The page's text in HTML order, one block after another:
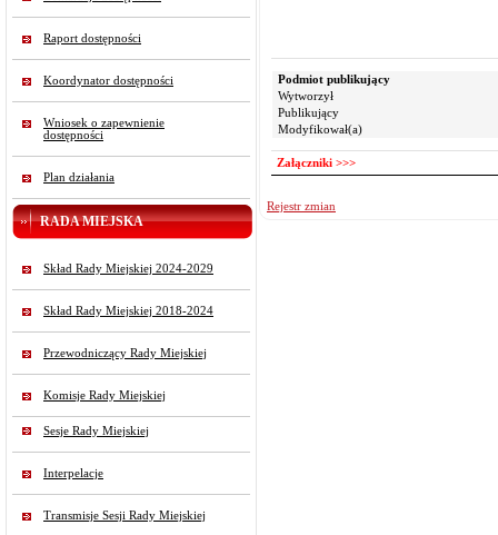
Raport dostępności
Koordynator dostępności
Wniosek o zapewnienie
dostępności
Plan działania
RADA MIEJSKA
Skład Rady Miejskiej 2024-2029
Skład Rady Miejskiej 2018-2024
Przewodniczący Rady Miejskiej
Komisje Rady Miejskiej
Sesje Rady Miejskiej
Interpelacje
Transmisje Sesji Rady Miejskiej
Podmiot publikujący
Wytworzył
Publikujący
Modyfikował(a)
Załączniki >>>
13.
14.
15.
16.
17.
19.
Rejestr zmian